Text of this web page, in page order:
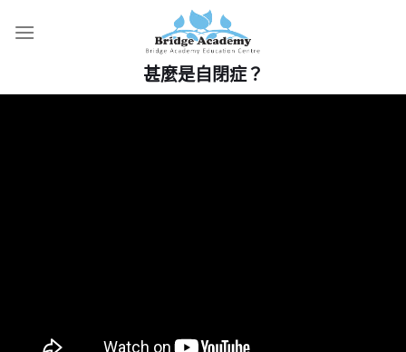
甚麼是自閉症？